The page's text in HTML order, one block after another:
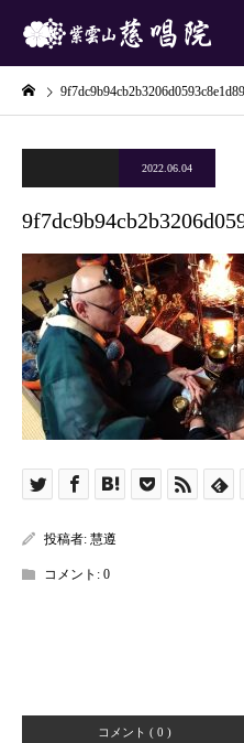
2022.06.04
投稿者: 慧遵
コメント: 0
コメント ( 0 )